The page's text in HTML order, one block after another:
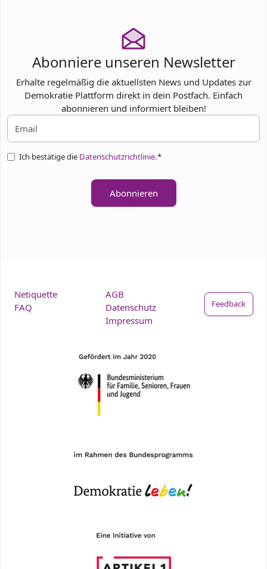
Abonniere unseren Newsletter
Erhalte regelmäßig die aktuellsten News und Updates zur
Demokratie Plattform direkt in dein Postfach. Einfach
abonnieren und informiert bleiben!
Ich bestätige die Datenschutzrichtlinie.*
Abonnieren
Netiquette
FAQ
AGB
Datenschutz
Impressum
Feedback